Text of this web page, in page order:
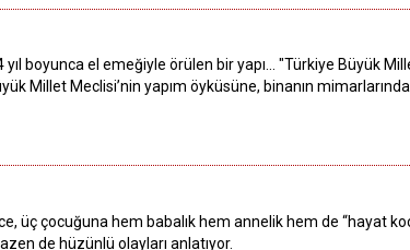
yıl boyunca el emeğiyle örülen bir yapı... "Türkiye Büyük
Millet Meclisi’nin yapım öyküsüne, binanın
üç çocuğuna hem babalık hem annelik hem de “hayat
de hüzünlü olayları anlatıyor.